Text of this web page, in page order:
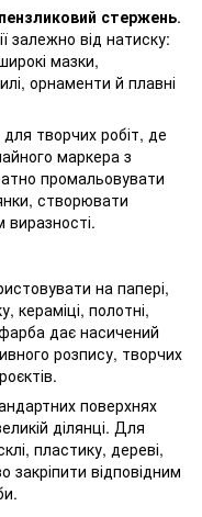
пензликовий стержень.
залежно від натиску:
мазки,
орнаменти й плавні
творчих робіт, де
маркера з
промальовувати
створювати
на папері,
кераміці, полотні,
дає насичений
розпису, творчих
поверхнях
ділянці. Для
пластику, дереві,
закріпити відповідним